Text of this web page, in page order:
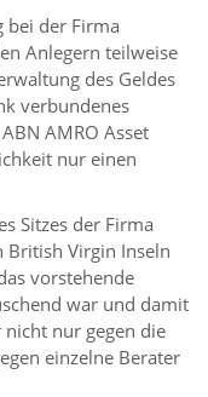
bei der Firma
Anlegern teilweise
des Geldes
verbundenes
AMRO Asset
nur einen
Sitzes der Firma
British Virgin Inseln
vorstehende
war und damit
nicht nur gegen die
einzelne Berater